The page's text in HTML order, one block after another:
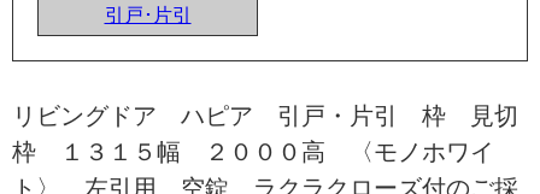
引戸･片引
リビングドア ハピア 引戸・片引 枠 見切
枠 １３１５幅 ２０００高 〈モノホワイ
ト〉 左引用 空錠 ラクラクローズ付のご採